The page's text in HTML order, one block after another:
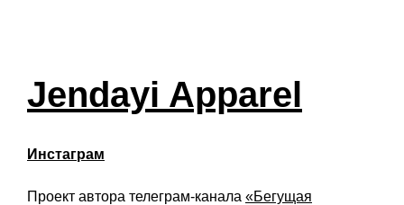
Jendayi Apparel
Инстаграм
Проект автора телеграм-канала «Бегущая